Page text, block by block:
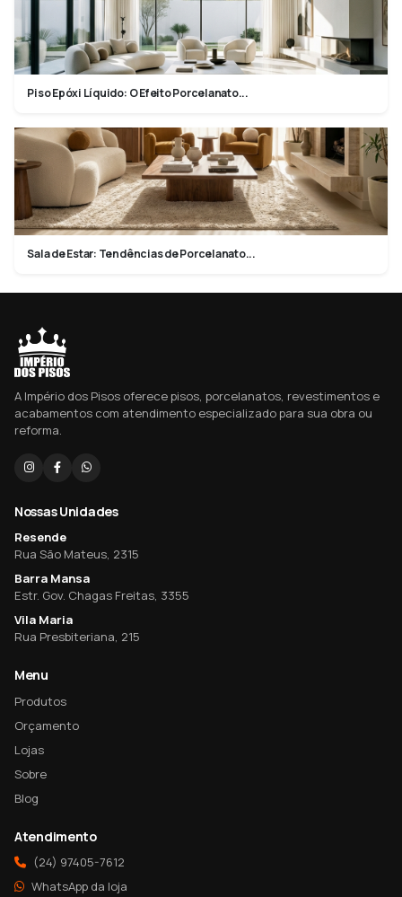
Piso Epóxi Líquido: O Efeito Porcelanato...
Sala de Estar: Tendências de Porcelanato...
A Império dos Pisos oferece pisos, porcelanatos, revestimentos e
acabamentos com atendimento especializado para sua obra ou
reforma.
Nossas Unidades
Resende
Rua São Mateus, 2315
Barra Mansa
Estr. Gov. Chagas Freitas, 3355
Vila Maria
Rua Presbiteriana, 215
Menu
Produtos
Orçamento
Lojas
Sobre
Blog
Atendimento
(24) 97405-7612
WhatsApp da loja